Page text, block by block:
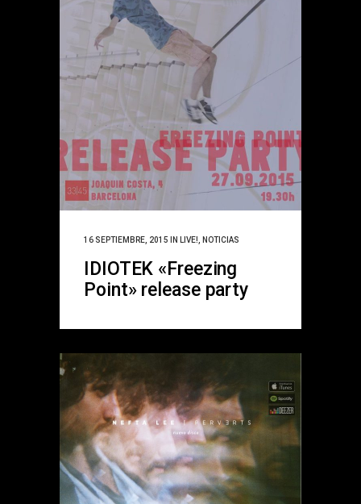
16 SEPTIEMBRE, 2015 IN LIVE! NOTICIAS
IDIOTEK «Freezing
Point» release party